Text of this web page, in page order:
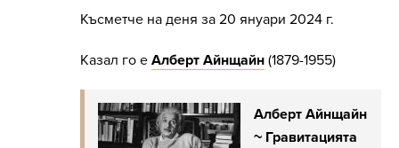
Късметче на деня за 20 януари 2024 г.
Казал го е Алберт Айнщайн (1879-1955)
Алберт Айнщайн
~ Гравитацията